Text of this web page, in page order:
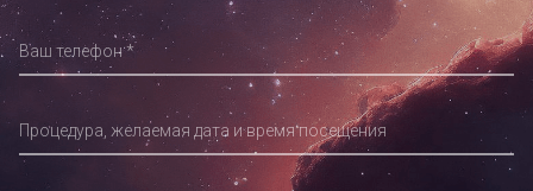
Ваш телефон
Процедура, желаемая дата и время посещения